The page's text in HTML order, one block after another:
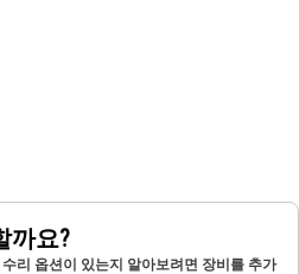
까요?
리 옵션이 있는지 알아보려면 장비를 추가